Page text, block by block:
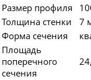
Размер профиля
Толщина стенки
7
Форма сечения
Площадь
поперечного
сечения